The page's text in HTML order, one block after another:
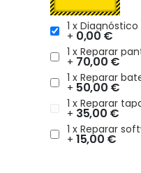
1 x
+ 0,00 €
1 x Reparar
+ 70,00 €
1 x Reparar
+ 50,00 €
1 x Reparar
+ 35,00 €
1 x Reparar
+ 15,00 €